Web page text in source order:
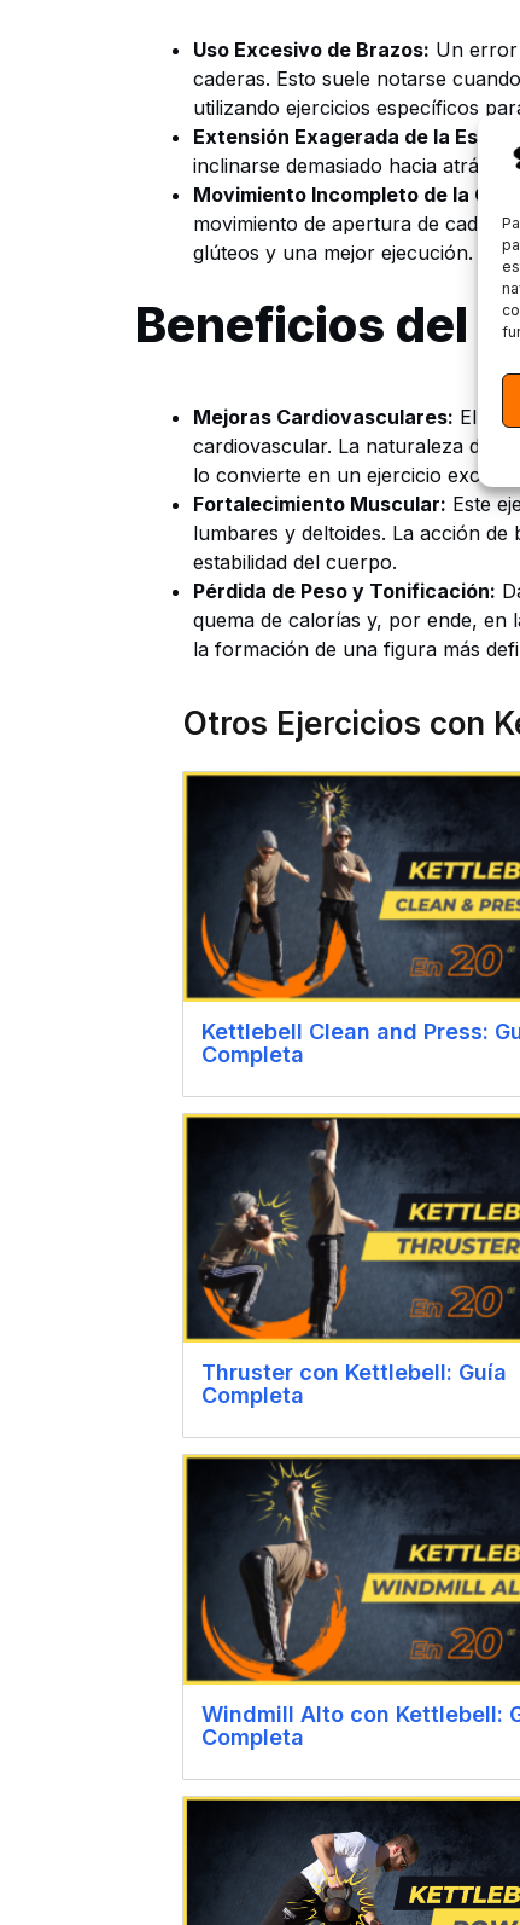
Uso Excesivo de Brazos: Un error
caderas. Esto suele notarse
utilizando ejercicios específicos
Extensión Exagerada de la
inclinarse demasiado hacia atrás.
Movimiento Incompleto de la
movimiento de apertura de
glúteos y una mejor ejecución.
Beneficios del
Mejoras Cardiovasculares: El
cardiovascular. La naturaleza
lo convierte en un ejercicio
Fortalecimiento Muscular: Este
lumbares y deltoides. La acción
estabilidad del cuerpo.
Pérdida de Peso y Tonificación:
quema de calorías y, por ende, en
la formación de una figura más
Otros Ejercicios con
Kettlebell Clean and Press:
Completa
Thruster con Kettlebell: Guía
Completa
Windmill Alto con Kettlebell:
Completa